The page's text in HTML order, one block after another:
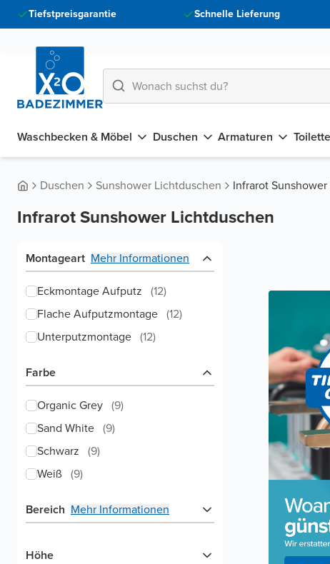
Tiefstpreisgarantie Schnelle Lieferung
Waschbecken & Möbel Duschen Armaturen
Duschen Sunshower Lichtduschen Infrarot
Infrarot Sunshower Lichtduschen
Montageart Mehr Informationen
Eckmontage Aufputz (12)
Flache Aufputzmontage (12)
Unterputzmontage (12)
Farbe
Organic Grey (9)
Sand White (9)
Schwarz (9)
Weiß (9)
Bereich Mehr Informationen
Höhe